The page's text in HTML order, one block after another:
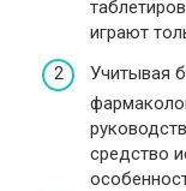
играют
Учитывая
средство